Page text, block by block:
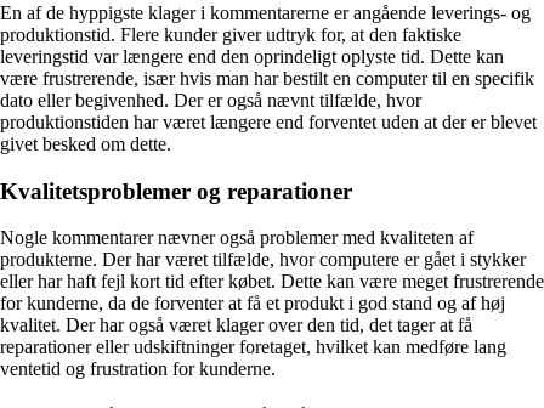
En af de hyppigste klager i kommentarerne er angående leverings- og
produktionstid. Flere kunder giver udtryk for, at den faktiske
leveringstid var længere end den oprindeligt oplyste tid. Dette kan
være frustrerende, især hvis man har bestilt en computer til en specifik
dato eller begivenhed. Der er også nævnt tilfælde, hvor
produktionstiden har været længere end forventet uden at der er blevet
givet besked om dette.
Kvalitetsproblemer og reparationer
Nogle kommentarer nævner også problemer med kvaliteten af
produkterne. Der har været tilfælde, hvor computere er gået i stykker
eller har haft fejl kort tid efter købet. Dette kan være meget frustrerende
for kunderne, da de forventer at få et produkt i god stand og af høj
kvalitet. Der har også været klager over den tid, det tager at få
reparationer eller udskiftninger foretaget, hvilket kan medføre lang
ventetid og frustration for kunderne.